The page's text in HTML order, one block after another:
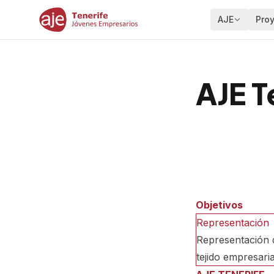
AJE
AJE
Objetivos
Representación
tejido